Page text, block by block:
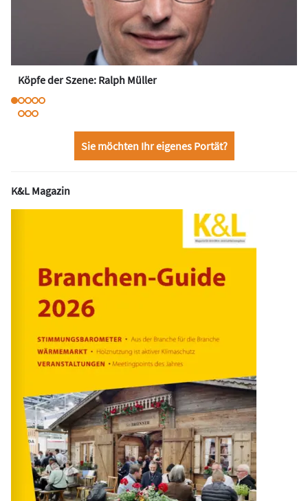
Köpfe der Szene: Ralph Müller
Sie möchten Ihr eigenes Portät?
K&L Magazin